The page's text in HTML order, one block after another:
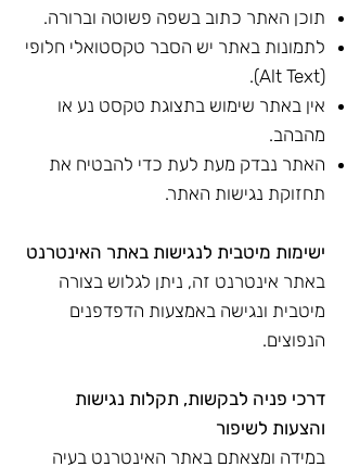
תוכן האתר כתוב בשפה פשוטה וברורה.
לתמונות באתר יש הסבר טקסטואלי חלופי
(Alt Text).
אין באתר שימוש בתצוגת טקסט נע או
מהבהב.
האתר נבדק מעת לעת כדי להבטיח את
תחזוקת נגישות האתר.
ישימות מיטבית לנגישות באתר האינטרנט
באתר אינטרנט זה, ניתן לגלוש בצורה
מיטבית ונגישה באמצעות הדפדפנים
הנפוצים.
דרכי פניה לבקשות, תקלות נגישות
והצעות לשיפור
במידה ומצאתם באתר האינטרנט בעיה